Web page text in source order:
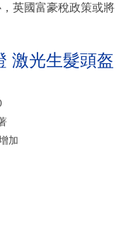
英國富豪稅政策或將
激光生髮頭盔
加